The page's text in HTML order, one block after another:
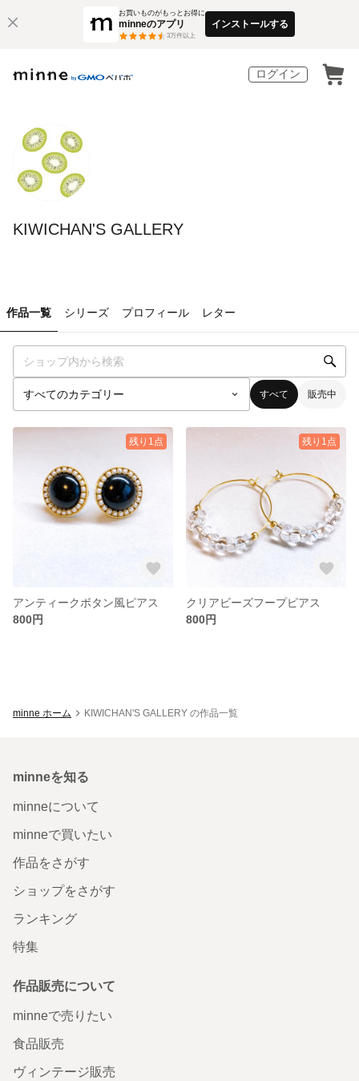
お買いものがもっとお得に
minneのアプリ
3万件以上
インストールする
ログイン
KIWICHAN'S GALLERY
作品一覧 シリーズ プロフィール レター
すべて 販売中
残り1点
アンティークボタン風ピアス
800円
残り1点
クリアビーズフープピアス
800円
minne ホーム KIWICHAN'S GALLERY の作品一覧
minneを知る
minneについて
minneで買いたい
作品をさがす
ショップをさがす
ランキング
特集
作品販売について
minneで売りたい
食品販売
ヴィンテージ販売